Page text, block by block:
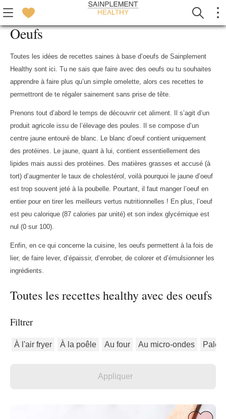
Oeufs
Toutes les idées de recettes saines à base d’oeufs de Sainplement
Healthy sont ici. Tu ne sais que faire avec des oeufs ou tu souhaites
apprendre à faire plus qu’un simple omelette, alors ces recettes te
permettront de te régaler sainement sans prise de tête.
Prenons tout d’abord le temps de découvrir cet aliment. Il s’agit d’un
produit agricole issu de l’élevage des poules. Il se compose d’un
centre jaune entouré de blanc. Le blanc d’oeuf contient uniquement
des protéines. Le jaune, quant à lui, contient essentiellement des
lipides mais aussi des protéines. Des matières grasses et accusé (à
tort) d’augmenter le taux de cholestérol, voilà pourquoi le jaune d’oeuf
est trop souvent jeté à la poubelle. Pourtant, il faut manger l’oeuf en
entier pour en tirer les meilleurs vertus nutritionnelles ! En plus, l’oeuf
est peu calorique (87 calories par unité) et son index glycémique est
nul (0 sur 100).
Enfin, en ce qui concerne la cuisine, les oeufs permettent à la fois de
lier, de faire lever, d’épaissir, d’enrober, de colorer et d’émulsionner les
ingrédients.
Toutes les recettes healthy avec des oeufs
Filtrer
À l'air fryer À la poêle Au four Au micro-ondes Paléo